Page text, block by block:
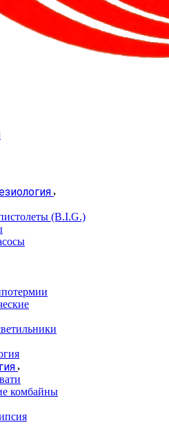
(B.I.G.)
комбайны